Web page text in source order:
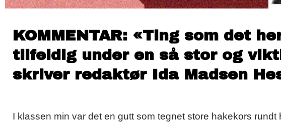
KOMMENTAR: «Ting som det
tilfeldig under en så stor og
skriver redaktør Ida Madsen
I klassen min var det en gutt som tegnet store hakekors rundt